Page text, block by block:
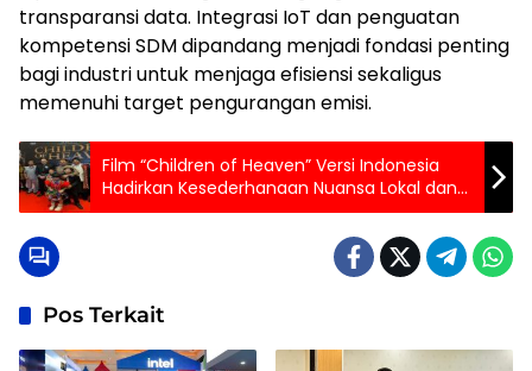
transparansi data. Integrasi IoT dan penguatan
kompetensi SDM dipandang menjadi fondasi penting
bagi industri untuk menjaga efisiensi sekaligus
memenuhi target pengurangan emisi.
Film “Children of Heaven” Versi Indonesia
Hadirkan Kesederhanaan Nuansa Lokal dan
Sentuhan Komedi
Pos Terkait